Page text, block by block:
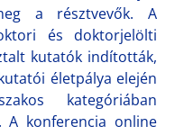
a résztvevők. A
és doktorjelölti
kutatók indították,
életpálya elején
kategóriában
A konferencia online